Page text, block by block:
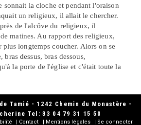
sonnait la cloche et pendant l'oraison
un religieux, il allait le chercher.
de l'alcôve du religieux, il
matines. Au rapport des religieux,
pluslongtemps coucher. Alors on se
bras dessus, bras dessous,
la porte de l'église et c'était toute la
Tamié - 1242 Chemin du Monastère -
Tel: 33 04 79 31 15 50
Contact Mentions légales Se connecter